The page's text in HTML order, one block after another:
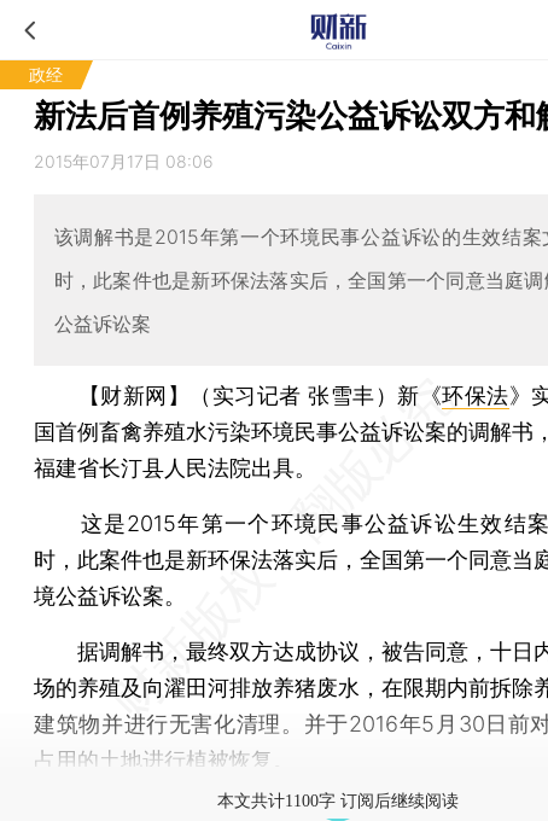
政经
新法后首例养殖污染公益诉讼双方和
2015年07月17日 08:06
该调解书是2015年第一个环境民事公益诉讼的生效结案
时，此案件也是新环保法落实后，全国第一个同意当庭
公益诉讼案
【财新网】（实习记者 张雪丰） 新《环保法》
国首例畜禽养殖水污染环境民事公益诉讼案的调解书
福建省长汀县人民法院出具。
这是2015年第一个环境民事公益诉讼生效结
时，此案件也是新环保法落实后，全国第一个同意当
境公益诉讼案。
据调解书，最终双方达成协议，被告同意，十日
场的养殖及向濯田河排放养猪废水，在限期内前拆除
建筑物并进行无害化清理。并于2016年5月30日前
占用的土地进行植被恢复。
本文共计1100字 订阅后继续阅读